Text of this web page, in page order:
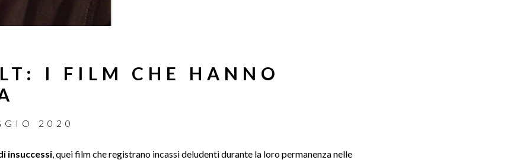
I FILM CHE HANNO
2020
insuccessi, quei film che registrano incassi deludenti durante la loro permanenza nelle